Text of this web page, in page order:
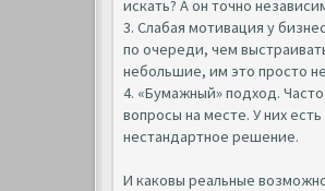
искать? А он точно
3. Слабая мотивация у
по очереди, чем
небольшие, им это просто
4. «Бумажный» подход.
вопросы на месте. У них
нестандартное решение.
И каковы реальные